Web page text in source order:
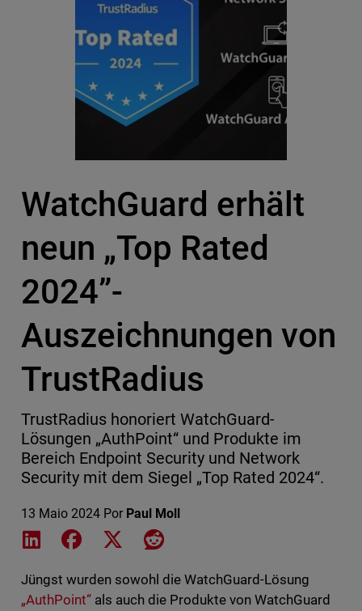
WatchGuard erhält
neun „Top Rated
2024”-
Auszeichnungen von
TrustRadius
TrustRadius honoriert WatchGuard-
Lösungen „AuthPoint“ und Produkte im
Bereich Endpoint Security und Network
Security mit dem Siegel „Top Rated 2024“.
13 Maio 2024 Por Paul Moll
Share on LinkedIn
Share on Facebook
Share on XShare on Reddit
Jüngst wurden sowohl die WatchGuard-Lösung
„AuthPoint“als auch die Produkte von WatchGuard